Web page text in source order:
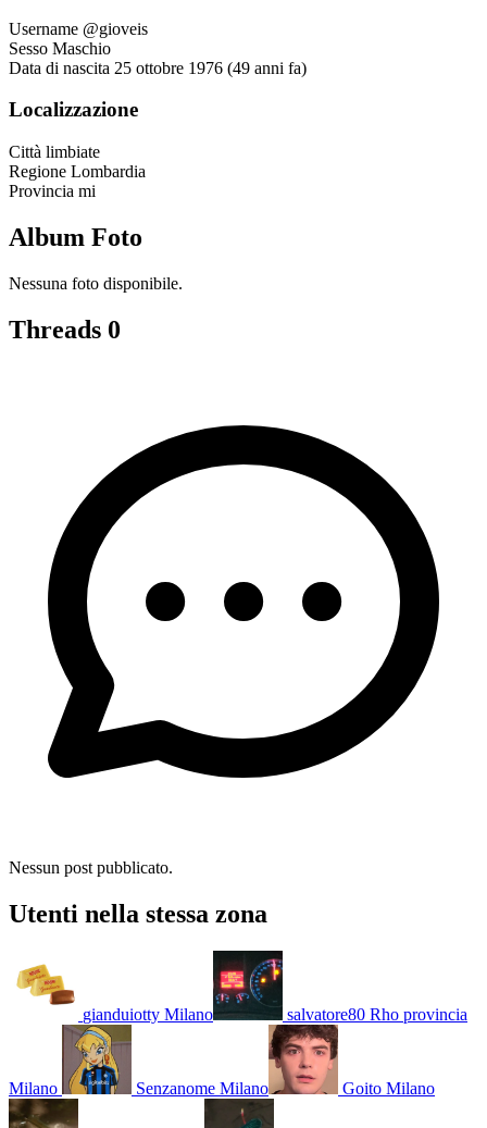
Username @gioveis
Sesso Maschio
Data di nascita 25 ottobre 1976 (49 anni fa)
Localizzazione
Città limbiate
Regione Lombardia
Provincia mi
Album Foto
Nessuna foto disponibile.
Threads 0
Nessun post pubblicato.
Utenti nella stessa zona
gianduiotty Milano salvatore80 Rho provincia
Milano Senzanome Milano Goito Milano